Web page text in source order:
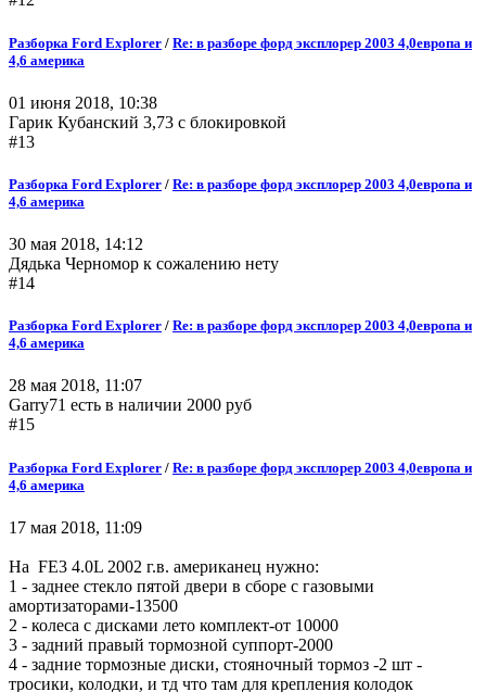
Разборка Ford Explorer / Re: в разборе форд эксплорер 2003 4,0европа и
4,6 америка
01 июня 2018, 10:38
Гарик Кубанский 3,73 с блокировкой
#13
Разборка Ford Explorer / Re: в разборе форд эксплорер 2003 4,0европа и
4,6 америка
30 мая 2018, 14:12
Дядька Черномор к сожалению нету
#14
Разборка Ford Explorer / Re: в разборе форд эксплорер 2003 4,0европа и
4,6 америка
28 мая 2018, 11:07
Garry71 есть в наличии 2000 руб
#15
Разборка Ford Explorer / Re: в разборе форд эксплорер 2003 4,0европа и
4,6 америка
17 мая 2018, 11:09
На FE3 4.0L 2002 г.в. американец нужно:
1 - заднее стекло пятой двери в сборе с газовыми
амортизаторами-13500
2 - колеса с дисками лето комплект-от 10000
3 - задний правый тормозной суппорт-2000
4 - задние тормозные диски, стояночный тормоз -2 шт -
тросики, колодки, и тд что там для крепления колодок